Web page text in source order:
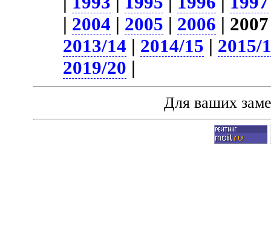
| 2004 | 2005 | 2006 |
2013/14 | 2014/15 | 2015/
2019/20 |
Для ваших